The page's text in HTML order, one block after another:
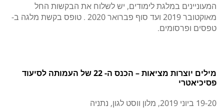
המעוניינים במלגת לימודים, יש לשלוח את הבקשות החל
מאוקטובר 2019 ועד סוף פברואר 2020 . טופס בקשת מלגה ב-
טפסים ופרסומים.
מילים יוצרות מציאות – הכנס ה- 22 של העמותה לסיעוד
פסיכיאטרי
19-20 ביוני 2019, מלון ווסט לגון, נתניה